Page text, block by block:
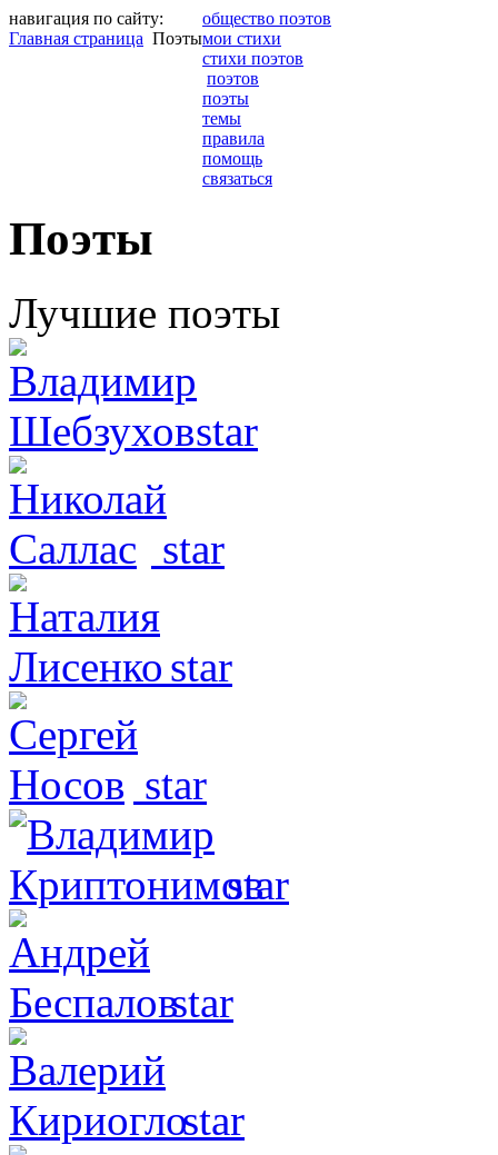
навигация по сайту:
Главная страница Поэты
общество поэтов
мои стихи
стихи поэтов
поэтов
поэты
темы
правила
помощь
связаться
Поэты
Лучшие поэты
star
star
star
star
star
star
star